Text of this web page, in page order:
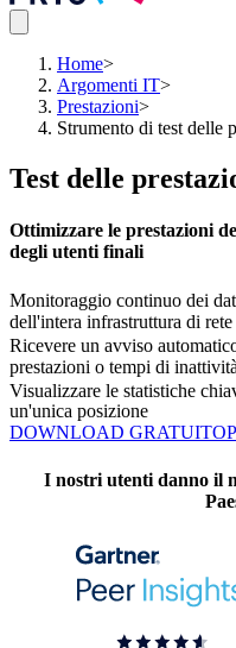
Home>
Argomenti IT>
Prestazioni>
Strumento di test delle
Test delle
Ottimizzare le prestazioni
degli utenti finali
Monitoraggio continuo dei
dell'intera infrastruttura di rete
Ricevere un avviso
prestazioni o tempi di inattività
Visualizzare le statistiche
un'unica posizione
DOWNLOAD GRATUITO
I nostri utenti danno il